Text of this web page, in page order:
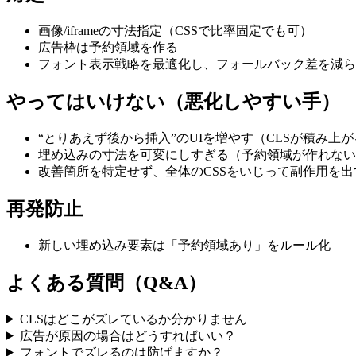
画像/iframeの寸法指定（CSSで比率固定でも可）
広告枠は予約領域を作る
フォント表示戦略を最適化し、フォールバック差を減
やってはいけない（悪化しやすい手）
“とりあえず後から挿入”のUIを増やす（CLSが積み上が
埋め込みの寸法を可変にしすぎる（予約領域が作れない
改善箇所を特定せず、全体のCSSをいじって副作用を出
再発防止
新しい埋め込み要素は「予約領域あり」をルール化
よくある質問（Q&A）
CLSはどこがズレているか分かりません
広告が原因の場合はどうすればいい？
フォントでズレるのは防げますか？